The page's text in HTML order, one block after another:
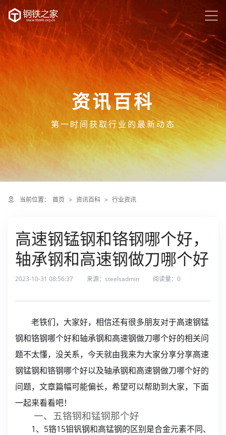
资讯百科
第一时间获取行业的最新动态
当前位置： 首页 > 资讯百科 > 行业资讯
高速钢锰钢和铬钢哪个好，
轴承钢和高速钢做刀哪个好
2023-10-31 08:56:37 来源：steelsadmin 阅读量： 0
老铁们，大家好，相信还有很多朋友对于高速钢锰
钢和铬钢哪个好和轴承钢和高速钢做刀哪个好的相关问
题不太懂，没关系，今天就由我来为大家分享分享高速
钢锰钢和铬钢哪个好以及轴承钢和高速钢做刀哪个好的
问题，文章篇幅可能偏长，希望可以帮助到大家，下面
一起来看看吧！
一、五铬钢和锰钢那个好
1、5铬15钼钒钢和高锰钢的区别是合金元素不同、